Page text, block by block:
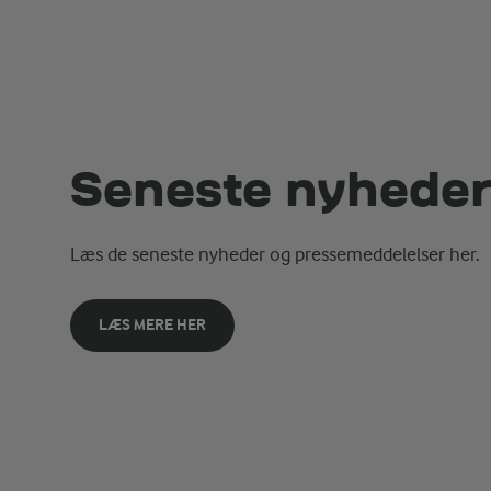
Seneste nyheder
Læs de seneste nyheder og pressemeddelelser her.
LÆS MERE HER